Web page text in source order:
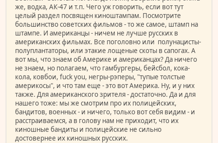
же, водка, АК-47 и т.п. Чего уж говорить, если вот тут
целый раздел посвящен киноштампам. Посмотрите
большинство советских фильмов - то же самое, штамп на
штампе. И американцы - ничем не лучше русских в
американских фильмах. Все поголовно или полунацисты-
полуплантаторы, или этакие лощеные скоты в сапогах. А
вот мы, что знаем об Америке и американцах? Да ничего
не знаем, но полагаем, что гамбургеры, бейсбол, кока-
кола, ковбои, fuck you, негры-рэперы, "тупые толстые
америкосы", и что там еще - это вот Америка. Ну, и у них
также. Для американского зрителя - достаточно. Да и для
нашего тоже: мы же смотрим про их полицейских,
бандитов, военных - и ничего, только вот себя видим - и
расстраиваемся, а в голову нам не приходит, что их
киношные бандиты и полицейские не сильно
достовернее их киношных русских.